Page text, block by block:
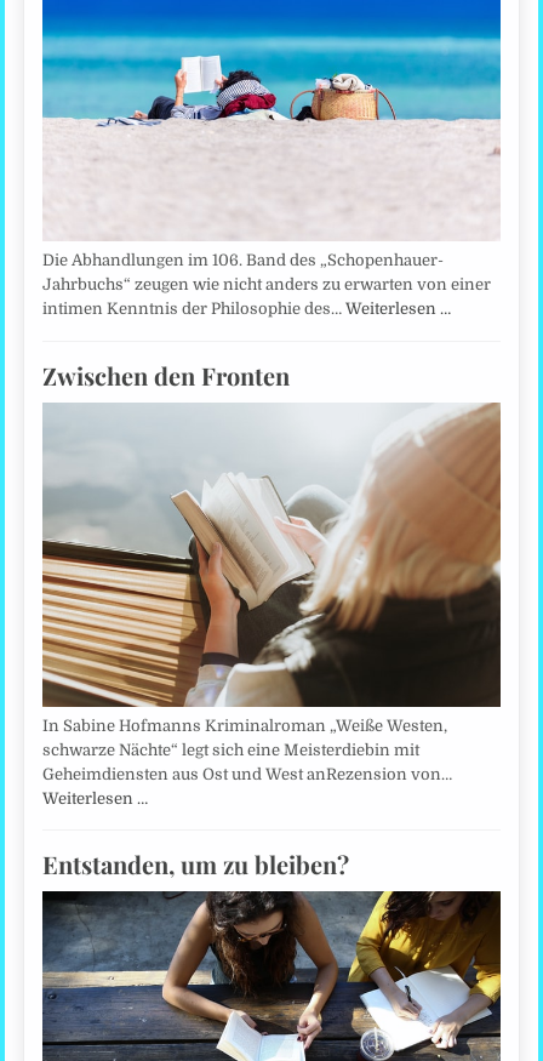
Die Abhandlungen im 106. Band des „Schopenhauer-
Jahrbuchs“ zeugen wie nicht anders zu erwarten von einer
intimen Kenntnis der Philosophie des…Weiterlesen …
Zwischen den Fronten
In Sabine Hofmanns Kriminalroman „Weiße Westen,
schwarze Nächte“ legt sich eine Meisterdiebin mit
Geheimdiensten aus Ost und West anRezension von…
Weiterlesen …
Entstanden, um zu bleiben?